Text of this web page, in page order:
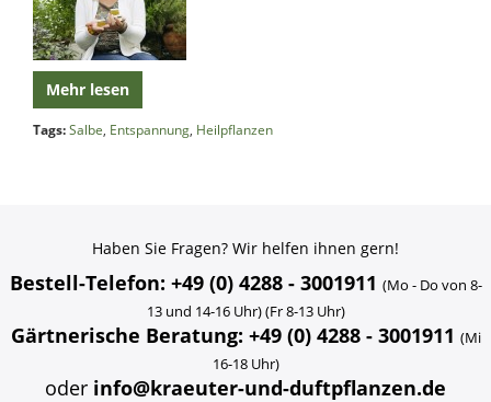
Mehr lesen
Tags:Salbe, Entspannung, Heilpflanzen
Haben Sie Fragen? Wir helfen ihnen gern!
Bestell-Telefon: +49 (0) 4288 - 3001911 (Mo - Do von 8-
13 und 14-16 Uhr) (Fr 8-13 Uhr)
Gärtnerische Beratung: +49 (0) 4288 - 3001911 (Mi
16-18 Uhr)
oder info@kraeuter-und-duftpflanzen.de